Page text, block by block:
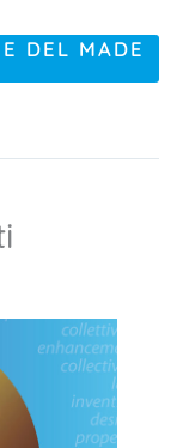
DEL MADE